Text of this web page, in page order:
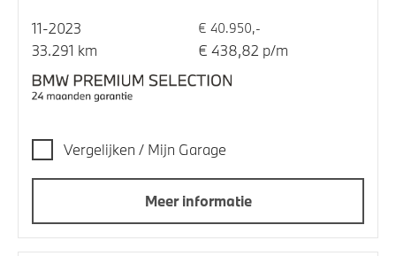
11-2023 € 40.950,-
33.291 km € 438,82 p/m
Vergelijken / Mijn Garage
Meer informatie